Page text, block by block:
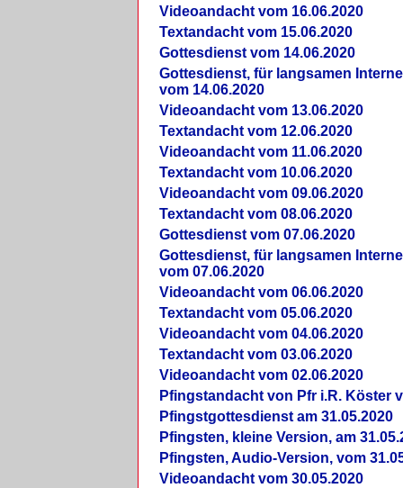
Videoandacht vom 16.06.2020
Textandacht vom 15.06.2020
Gottesdienst vom 14.06.2020
Gottesdienst, für langsamen
vom 14.06.2020
Videoandacht vom 13.06.2020
Textandacht vom 12.06.2020
Videoandacht vom 11.06.2020
Textandacht vom 10.06.2020
Videoandacht vom 09.06.2020
Textandacht vom 08.06.2020
Gottesdienst vom 07.06.2020
Gottesdienst, für langsamen
vom 07.06.2020
Videoandacht vom 06.06.2020
Textandacht vom 05.06.2020
Videoandacht vom 04.06.2020
Textandacht vom 03.06.2020
Videoandacht vom 02.06.2020
Pfingstandacht von Pfr i.R. Köster
Pfingstgottesdienst am 31.05.2020
Pfingsten, kleine Version, am
Pfingsten, Audio-Version, vom
Videoandacht vom 30.05.2020